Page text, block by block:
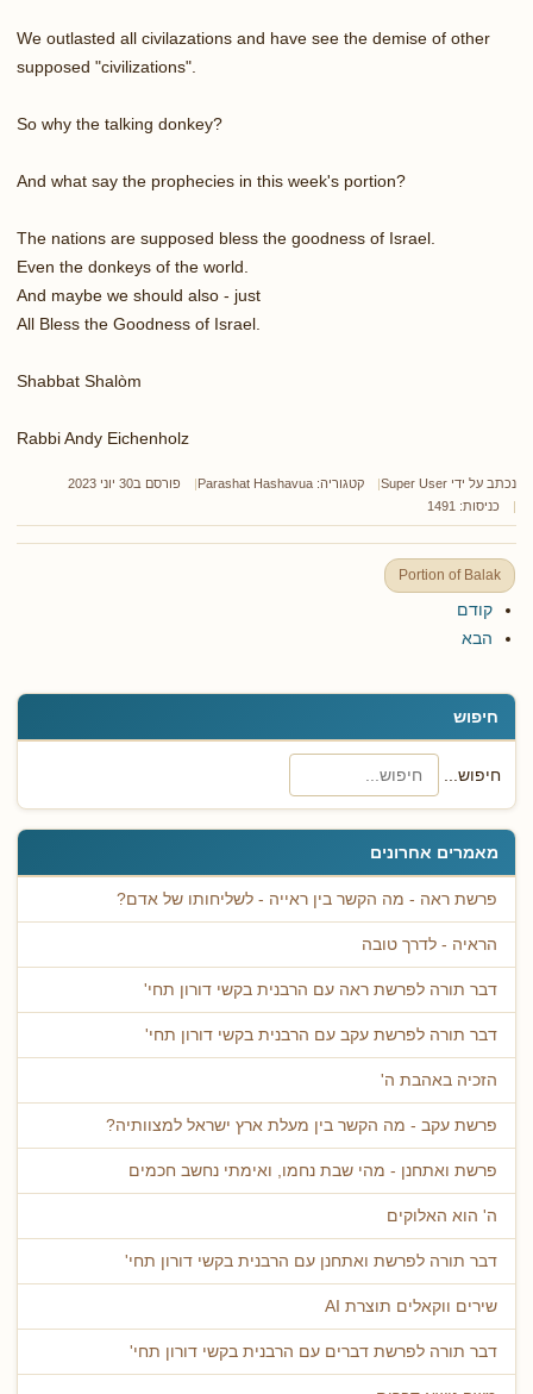
חיפוש
חיפוש...
מאמרים אחרונים
פרשת ראה - מה הקשר בין ראייה - לשליחותו של אדם?
הראיה - לדרך טובה
דבר תורה לפרשת ראה עם הרבנית בקשי דורון תחי'
דבר תורה לפרשת עקב עם הרבנית בקשי דורון תחי'
הזכיה באהבת ה'
פרשת עקב - מה הקשר בין מעלת ארץ ישראל למצוותיה?
פרשת ואתחנן - מהי שבת נחמו, ואימתי נחשב חכמים
ה' הוא האלוקים
דבר תורה לפרשת ואתחנן עם הרבנית בקשי דורון תחי'
שירים ווקאלים תוצרת AI
דבר תורה לפרשת דברים עם הרבנית בקשי דורון תחי'
We outlasted all civilazations and have see the demise of other
supposed "civilizations".
So why the talking donkey?
And what say the prophecies in this week's portion?
The nations are supposed bless the goodness of Israel.
Even the donkeys of the world.
And maybe we should also - just
All Bless the Goodness of Israel.
Shabbat Shalòm
Rabbi Andy Eichenholz
נכתב על ידי Super User קטגוריה: Parashat Hashavua
פורסם ב30 יוני 2023
כניסות: 1491
Portion of Balak
קודם
הבא